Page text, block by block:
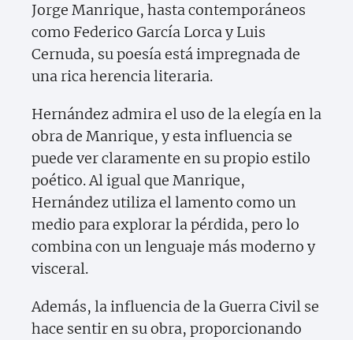
Jorge Manrique, hasta contemporáneos
como Federico García Lorca y Luis
Cernuda, su poesía está impregnada de
una rica herencia literaria.
Hernández admira el uso de la elegía en la
obra de Manrique, y esta influencia se
puede ver claramente en su propio estilo
poético. Al igual que Manrique,
Hernández utiliza el lamento como un
medio para explorar la pérdida, pero lo
combina con un lenguaje más moderno y
visceral.
Además, la influencia de la Guerra Civil se
hace sentir en su obra, proporcionando